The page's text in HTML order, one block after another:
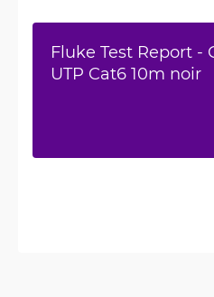
Fluke Test Report -
UTP Cat6 10m noir